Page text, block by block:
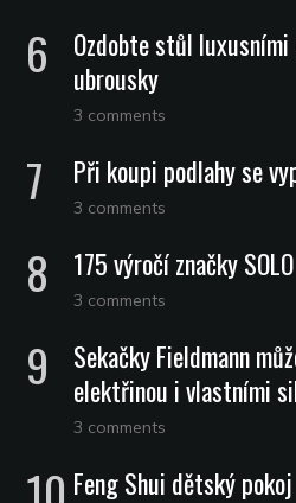
Ozdobte stůl luxusními
ubrousky
3 comments
Při koupi podlahy se
3 comments
175 výročí značky SOLO
3 comments
Sekačky Fieldmann
elektřinou i vlastními
3 comments
Feng Shui dětský pokoj